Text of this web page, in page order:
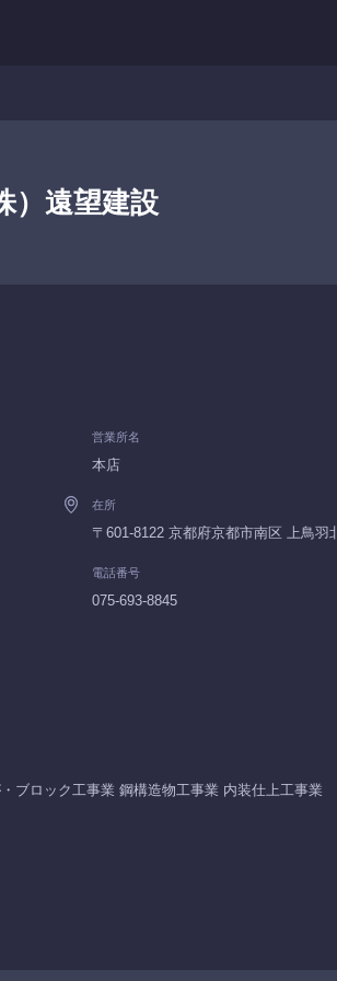
）遠望建設
営業所名
本店
在所
〒601-8122 京都府京都市南区 上鳥羽
電話番号
075-693-8845
ブロック工事業 鋼構造物工事業 内装仕上工事業